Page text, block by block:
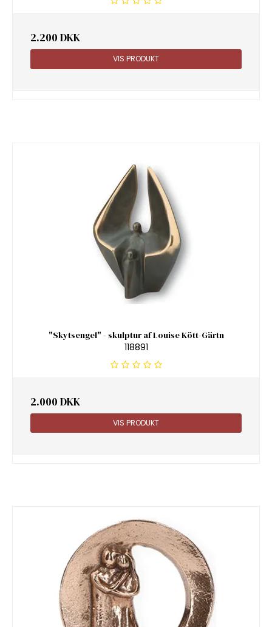
2.200 DKK
VIS PRODUKT
"Skytsengel" - skulptur af Louise Kött-Gärtn
118891
2.000 DKK
VIS PRODUKT